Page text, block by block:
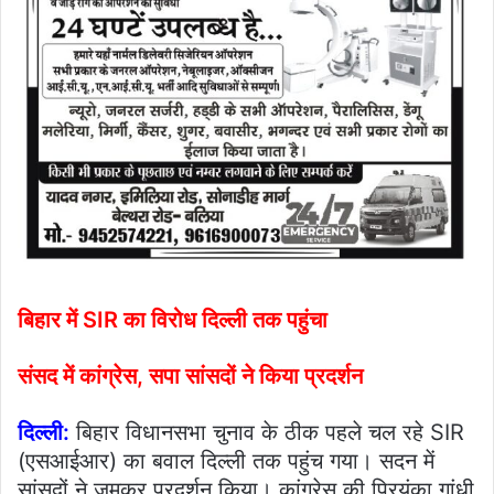
बिहार में SIR का विरोध दिल्ली तक पहुंचा
संसद में कांग्रेस, सपा सांसदों ने किया प्रदर्शन
दिल्ली: बिहार विधानसभा चुनाव के ठीक पहले चल रहे SIR
(एसआईआर) का बवाल दिल्ली तक पहुंच गया। सदन में